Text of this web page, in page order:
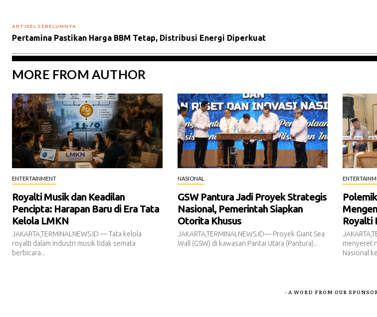
ARTIKEL SEBELUMNYA
Pertamina Pastikan Harga BBM Tetap, Distribusi Energi Diperkuat
MORE FROM AUTHOR
ENTERTAINMENT
Royalti Musik dan Keadilan
Pencipta: Harapan Baru di Era Tata
Kelola LMKN
JAKARTA,TERMINALNEWS.ID — Tata kelola
royalti dalam industri musik tidak semata
berbicara...
NASIONAL
GSW Pantura Jadi Proyek Strategis
Nasional, Pemerintah Siapkan
Otorita Khusus
JAKARTA,TERMINALNEWS.ID— Proyek Giant Sea
Wall (GSW) di kawasan Pantai Utara (Pantura)...
Royalti
menyeret
Nasional
- A WORD FROM OUR